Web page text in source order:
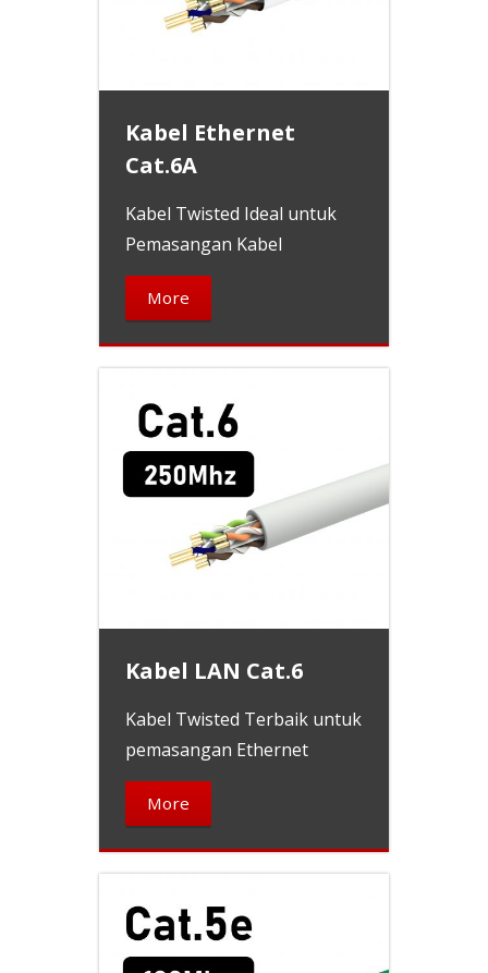
Kabel Ethernet
Cat.6A
Kabel Twisted Ideal untuk
Pemasangan Kabel
More
Kabel LAN Cat.6
Kabel Twisted Terbaik untuk
pemasangan Ethernet
More